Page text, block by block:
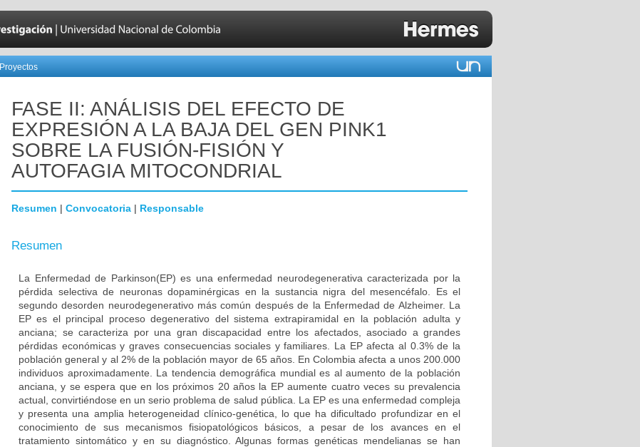
Proyectos
FASE II: ANÁLISIS DEL EFECTO DE
EXPRESIÓN A LA BAJA DEL GEN PINK1
SOBRE LA FUSIÓN-FISIÓN Y
AUTOFAGIA MITOCONDRIAL
Resumen | Convocatoria | Responsable
Resumen
La Enfermedad de Parkinson(EP) es una enfermedad neurodegenerativa caracterizada por la
pérdida selectiva de neuronas dopaminérgicas en la sustancia nigra del mesencéfalo. Es el
segundo desorden neurodegenerativo más común después de la Enfermedad de Alzheimer. La
EP es el principal proceso degenerativo del sistema extrapiramidal en la población adulta y
anciana; se caracteriza por una gran discapacidad entre los afectados, asociado a grandes
pérdidas económicas y graves consecuencias sociales y familiares. La EP afecta al 0.3% de la
población general y al 2% de la población mayor de 65 años. En Colombia afecta a unos 200.000
individuos aproximadamente. La tendencia demográfica mundial es al aumento de la población
anciana, y se espera que en los próximos 20 años la EP aumente cuatro veces su prevalencia
actual, convirtiéndose en un serio problema de salud pública. La EP es una enfermedad compleja
y presenta una amplia heterogeneidad clínico-genética, lo que ha dificultado profundizar en el
conocimiento de sus mecanismos fisiopatológicos básicos, a pesar de los avances en el
tratamiento sintomático y en su diagnóstico. Algunas formas genéticas mendelianas se han